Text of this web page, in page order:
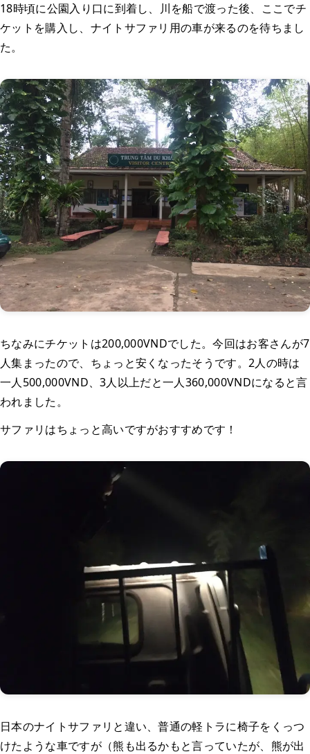
18時頃に公園入り口に到着し、川を船で渡った後、ここでチ
ケットを購入し、ナイトサファリ用の車が来るのを待ちまし
た。
ちなみにチケットは200,000VNDでした。今回はお客さんが7
人集まったので、ちょっと安くなったそうです。2人の時は
一人500,000VND、3人以上だと一人360,000VNDになると言
われました。
サファリはちょっと高いですがおすすめです！
日本のナイトサファリと違い、普通の軽トラに椅子をくっつ
けたような車ですが（熊も出るかもと言っていたが、熊が出